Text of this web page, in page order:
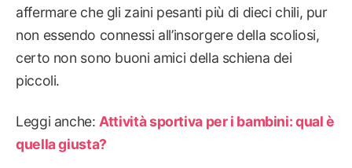
affermare che gli zaini pesanti più di dieci chili, pur
non essendo connessi all’insorgere della scoliosi,
certo non sono buoni amici della schiena dei
piccoli.
Leggi anche: Attività sportiva per i bambini: qual è
quella giusta?